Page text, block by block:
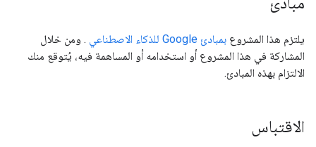
يلتزم هذا المشروع بمبادئ Google للذكاء الاصطناعي
. ومن خلال
المشاركة في هذا المشروع أو استخدامه أو المساهمة فيه، يُتوقع منك
الالتزام بهذه المبادئ.
الاقتباس